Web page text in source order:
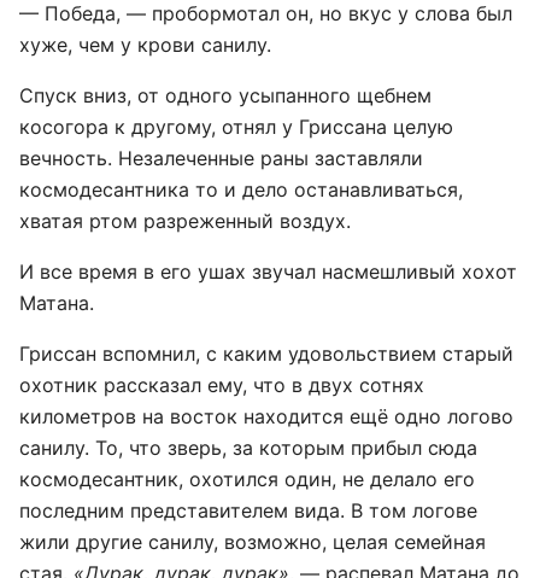
— Победа, — пробормотал он, но вкус у слова был
хуже, чем у крови санилу.
Спуск вниз, от одного усыпанного щебнем
косогора к другому, отнял у Гриссана целую
вечность. Незалеченные раны заставляли
космодесантника то и дело останавливаться,
хватая ртом разреженный воздух.
И все время в его ушах звучал насмешливый хохот
Матана.
Гриссан вспомнил, с каким удовольствием старый
охотник рассказал ему, что в двух сотнях
километров на восток находится ещё одно логово
санилу. То, что зверь, за которым прибыл сюда
космодесантник, охотился один, не делало его
последним представителем вида. В том логове
жили другие санилу, возможно, целая семейная
стая. «Дурак, дурак, дурак», — распевал Матана до